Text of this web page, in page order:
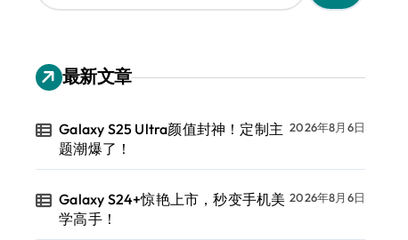
：
最新文章
Galaxy S25 Ultra颜值封神！定制主
题潮爆了！
2026年8月6日
Galaxy S24+惊艳上市，秒变手机美
学高手！
2026年8月6日